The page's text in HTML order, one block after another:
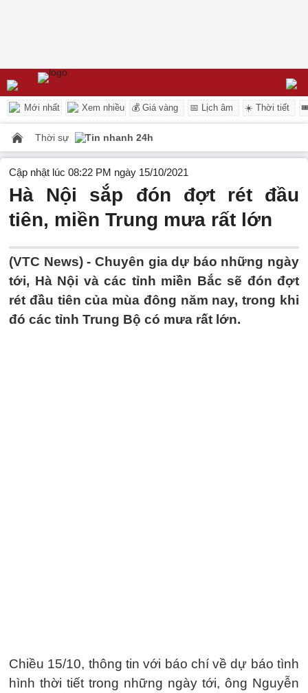
Mới nhất Xem nhiều 💰 Giá vàng 📅 Lịch âm ☀️ Thời tiết
Thời sự Tin nhanh 24h
Cập nhật lúc 08:22 PM ngày 15/10/2021
Hà Nội sắp đón đợt rét đầu
tiên, miền Trung mưa rất lớn
(VTC News) - Chuyên gia dự báo những ngày
tới, Hà Nội và các tỉnh miền Bắc sẽ đón đợt
rét đầu tiên của mùa đông năm nay, trong khi
đó các tỉnh Trung Bộ có mưa rất lớn.
Chiều 15/10, thông tin với báo chí về dự báo tình
hình thời tiết trong những ngày tới, ông Nguyễn